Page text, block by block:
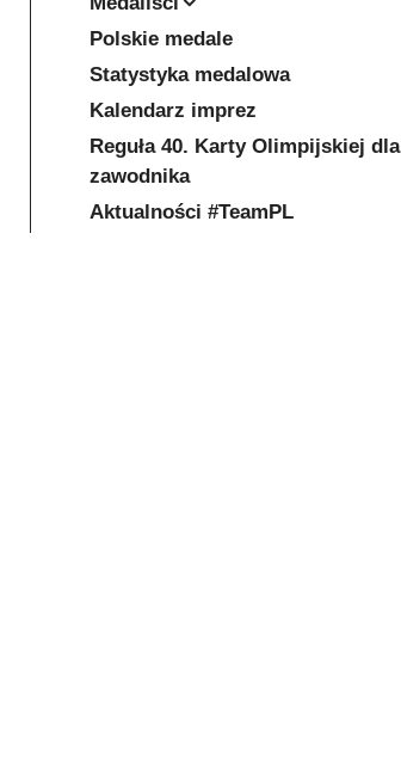
Polskie medale
Statystyka medalowa
Kalendarz imprez
Reguła 40. Karty Olimpijskiej dla
zawodnika
Aktualności #TeamPL